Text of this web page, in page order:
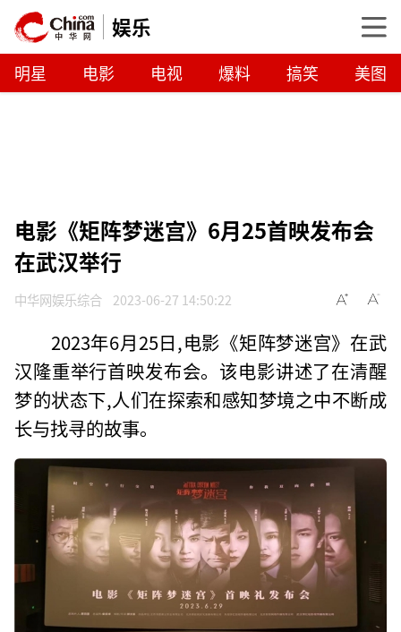
娱乐
明星 电影 电视 爆料 搞笑 美图
电影《矩阵梦迷宫》6月25首映发布会
在武汉举行
中华网娱乐综合 2023-06-27 14:50:22
2023年6月25日,电影《矩阵梦迷宫》在武
汉隆重举行首映发布会。该电影讲述了在清醒
梦的状态下,人们在探索和感知梦境之中不断成
长与找寻的故事。